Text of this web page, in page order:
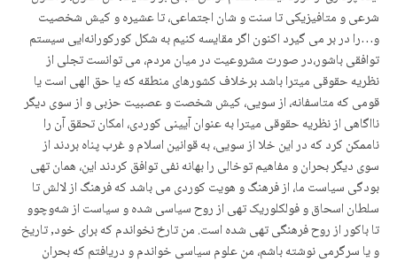
شرعی و متافیزیکی تا سنت و شان اجتماعی، تا عشیره و کیش شخصیت
و…را در بر می گیرد اکنون اگر مقایسه کنیم به شکل کورکورانەایی سیستم
توافقی باشور،در صورت مشروعیت در میان مردم، می توانست تجلی از
نظریه حقوقی میترا باشد برخلاف کشورهای منطقه که یا حق الهی است یا
قومی که متاسفانە، از سویی، کیش شخصت و عصبیت حزبی و از سوی دیگر
نااگاهی از نظریه حقوقی میترا به عنوان آیینی کوردی، امکان تحقق آن را
ناممکن کرد که در این خلا از سویی، به قوانین اسلام و غرب پناه بردند از
سوی دیگر بحران و مفاهیم توخالی را بهانه نفی توافق کردند این، همان تهی
بودگی سیاست ما، از فرهنگ و هویت کوردی می باشد که فرهنگ از لالش تا
سلطان اسحاق و فولکلوریک تهی از روح سیاسی شدە و سیاست از شەوچوو
تا باکور از روح فرهنگی تهی شده است. من تارخ نخواندم که برای خود, تاریخ
و یا سرگرمی نوشته باشم، من علوم سیاسی خواندم و دریافتم که بحران